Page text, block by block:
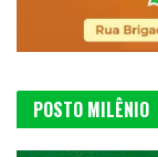
POSTO MILÊNIO